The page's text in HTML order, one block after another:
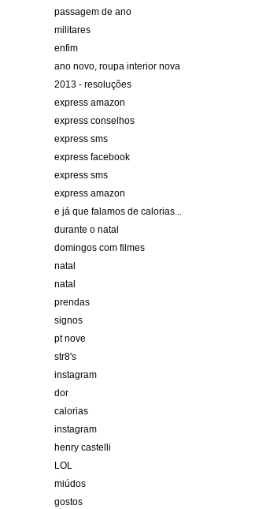
passagem de ano
militares
enfim
ano novo, roupa interior nova
2013 - resoluções
express amazon
express conselhos
express sms
express facebook
express sms
express amazon
e já que falamos de calorias...
durante o natal
domingos com filmes
natal
natal
prendas
signos
pt nove
str8's
instagram
dor
calorias
instagram
henry castelli
LOL
miúdos
gostos